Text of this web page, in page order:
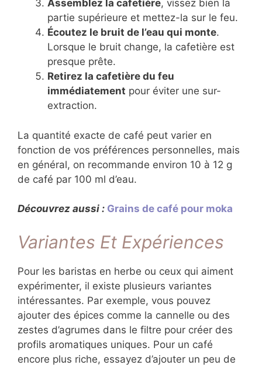
Assemblez la cafetière, vissez bien la
partie supérieure et mettez-la sur le feu.
Écoutez le bruit de l’eau qui monte.
Lorsque le bruit change, la cafetière est
presque prête.
Retirez la cafetière du feu
immédiatement pour éviter une sur-
extraction.
La quantité exacte de café peut varier en
fonction de vos préférences personnelles, mais
en général, on recommande environ 10 à 12 g
de café par 100 ml d’eau.
Découvrez aussi : Grains de café pour moka
Variantes Et Expériences
Pour les baristas en herbe ou ceux qui aiment
expérimenter, il existe plusieurs variantes
intéressantes. Par exemple, vous pouvez
ajouter des épices comme la cannelle ou des
zestes d’agrumes dans le filtre pour créer des
profils aromatiques uniques. Pour un café
encore plus riche, essayez d’ajouter un peu de